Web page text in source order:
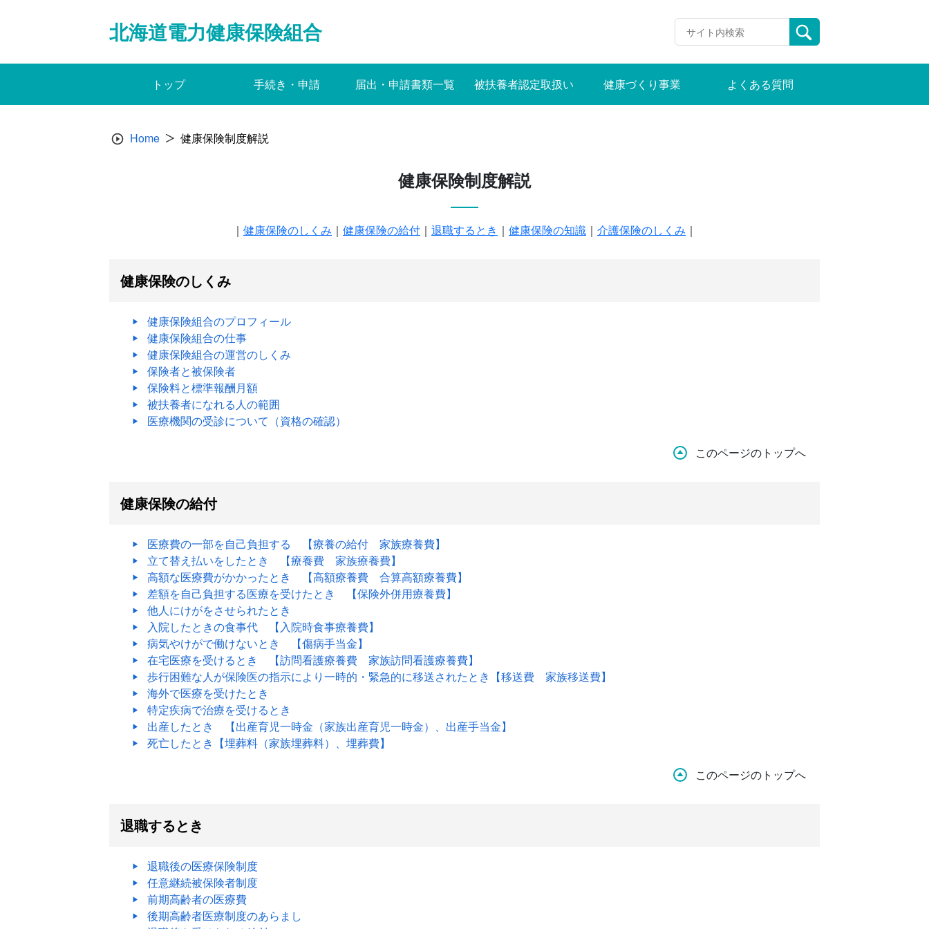
北海道電力健康保険組合
トップ 手続き・申請 届出・申請書類一覧 被扶養者認定取扱い 健康づくり事業 よくある質問
Home 健康保険制度解説
健康保険制度解説
｜ 健康保険のしくみ ｜ 健康保険の給付 ｜ 退職するとき ｜ 健康保険の知識 ｜ 介護保険のしくみ ｜
健康保険のしくみ
健康保険組合のプロフィール
健康保険組合の仕事
健康保険組合の運営のしくみ
保険者と被保険者
保険料と標準報酬月額
被扶養者になれる人の範囲
医療機関の受診について（資格の確認）
このページのトップへ
健康保険の給付
医療費の一部を自己負担する 【療養の給付 家族療養費】
立て替え払いをしたとき 【療養費 家族療養費】
高額な医療費がかかったとき 【高額療養費 合算高額療養費】
差額を自己負担する医療を受けたとき 【保険外併用療養費】
他人にけがをさせられたとき
入院したときの食事代 【入院時食事療養費】
病気やけがで働けないとき 【傷病手当金】
在宅医療を受けるとき 【訪問看護療養費 家族訪問看護療養費】
歩行困難な人が保険医の指示により一時的・緊急的に移送されたとき【移送費 家族移送費】
海外で医療を受けたとき
特定疾病で治療を受けるとき
出産したとき 【出産育児一時金（家族出産育児一時金）、出産手当金】
死亡したとき【埋葬料（家族埋葬料）、埋葬費】
このページのトップへ
退職するとき
退職後の医療保険制度
任意継続被保険者制度
前期高齢者の医療費
後期高齢者医療制度のあらまし